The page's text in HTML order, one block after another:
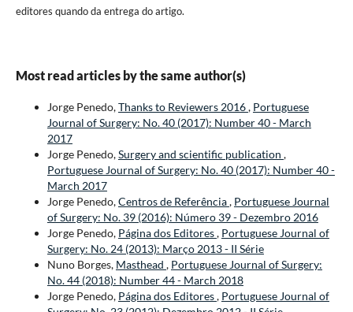
editores quando da entrega do artigo.
Most read articles by the same author(s)
Jorge Penedo,Thanks to Reviewers 2016, Portuguese
Journal of Surgery: No. 40 (2017): Number 40 - March
2017
Jorge Penedo,Surgery and scientific publication ,
Portuguese Journal of Surgery: No. 40 (2017): Number 40 -
March 2017
Jorge Penedo,Centros de Referência, Portuguese Journal
of Surgery: No. 39 (2016): Número 39 - Dezembro 2016
Jorge Penedo, Página dos Editores, Portuguese Journal of
Surgery: No. 24 (2013): Março 2013 - II Série
Nuno Borges, Masthead , Portuguese Journal of Surgery:
No. 44 (2018): Number 44 - March 2018
Jorge Penedo, Página dos Editores, Portuguese Journal of